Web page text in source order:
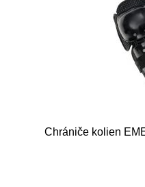
Chrániče kolien